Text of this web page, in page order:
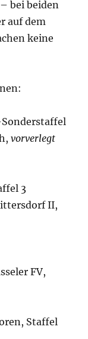
bei beiden
auf dem
keine
Sonderstaffel
vorverlegt
3
II,
FV,
Staffel